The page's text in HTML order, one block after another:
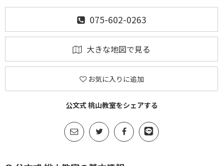
075-602-0263
大きな地図で見る
お気に入りに追加
公文式 桃山教室をシェアする